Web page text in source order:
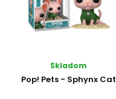
Skladom
Pop! Pets - Sphynx Cat